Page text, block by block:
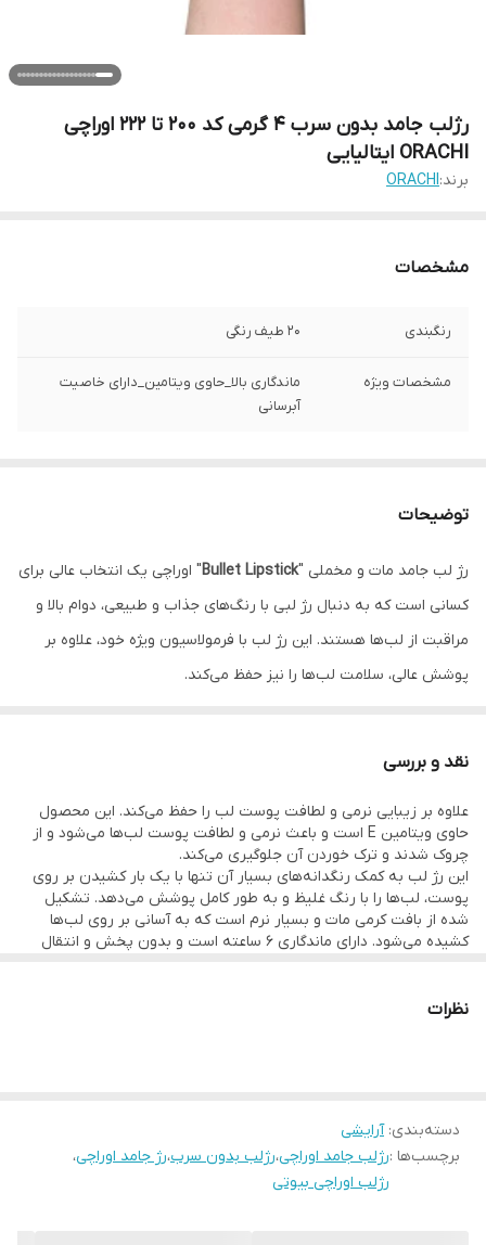
رژلب جامد بدون سرب 4 گرمی کد 200 تا 222 اوراچی
ORACHI ایتالیایی
برند:ORACHI
مشخصات
رنگبندی 20 طیف رنگی
مشخصات ویژه
ماندگاری بالا_حاوی ویتامین_دارای خاصیت
آبرسانی
توضیحات
رژ لب جامد مات و مخملی "Bullet Lipstick" اوراچی یک انتخاب عالی برای
کسانی است که به دنبال رژ لبی با رنگ‌های جذاب و طبیعی، دوام بالا و
مراقبت از لب‌ها هستند. این رژ لب با فرمولاسیون ویژه خود، علاوه بر
پوشش عالی، سلامت لب‌ها را نیز حفظ می‌کند.
به دلیل داشتن فرمول آبرسان، از خشکی و ترک خوردگی لب‌ها جلوگیری
کرده و باعث نرمی و لطافت طولانی مدت می‌شود.
رژ لب جامد و مات اوراچی، با میزان سرب بسیار کم و بدون پارابن،
محصولی ایمن و بدون مواد مضر برای سلامت پوست لب‌ها است. این رژ
لب دارای طیف گسترده‌ای از رنگ‌های متنوع است که به راحتی می‌توانید
آن را با هر نوع آرایش و استایلی ترکیب کنید.
تمام روز لب‌های شما را جذاب و رنگی نگه می‌دارد. این رژ لب به‌طور
رژ لب جامد مات و مخملی اوراچی
نرم، جذاب و با رنگی طبیعی است. این رژ لب با ترکیب خاصیت آبرسانی،
ویتامین E و فرمول ضد حساسیت، تجربه‌ای راحت و بی‌دغدغه از زیبایی
نقد و بررسی
علاوه بر زیبایی نرمی و لطافت پوست لب را حفظ می‌کند. این محصول
حاوی ویتامین E است و باعث نرمی و لطافت پوست لب‌ها می‌شود و از
چروک شدند و ترک خوردن آن جلوگیری می‌کند.
این رژ لب به کمک رنگدانه‌های بسیار آن تنها با یک بار کشیدن بر روی
پوست، لب‌ها را با رنگ غلیظ و به طور کامل پوشش می‌دهد. تشکیل
شده از بافت کرمی مات و بسیار نرم است که به آسانی بر روی لب‌ها
کشیده می‌شود. دارای ماندگاری ۶ ساعته است و بدون پخش و انتقال
نظرات
دسته‌بندی:آرایشی
برچسب‌ها :رژلب جامد اوراچی،رژلب بدون سرب،رژ جامد اوراچی،
رژلب اوراچی بیوتی